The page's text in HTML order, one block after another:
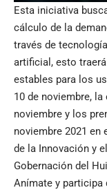
Esta iniciativa
cálculo de la
través de
artificial, esto
estables para los
10 de noviembre,
noviembre y los
noviembre 2021 en
de la Innovación y
Gobernación del
Anímate y participa